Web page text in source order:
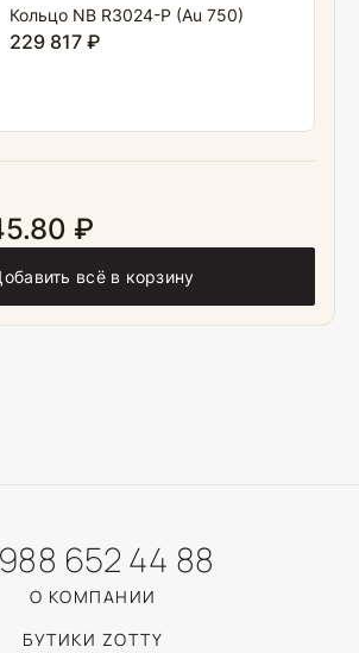
Кольцо NB R3024-P (Au 750)
229 817 ₽
₽
всё в корзину
652 44 88
О КОМПАНИИ
БУТИКИ ZOTTY